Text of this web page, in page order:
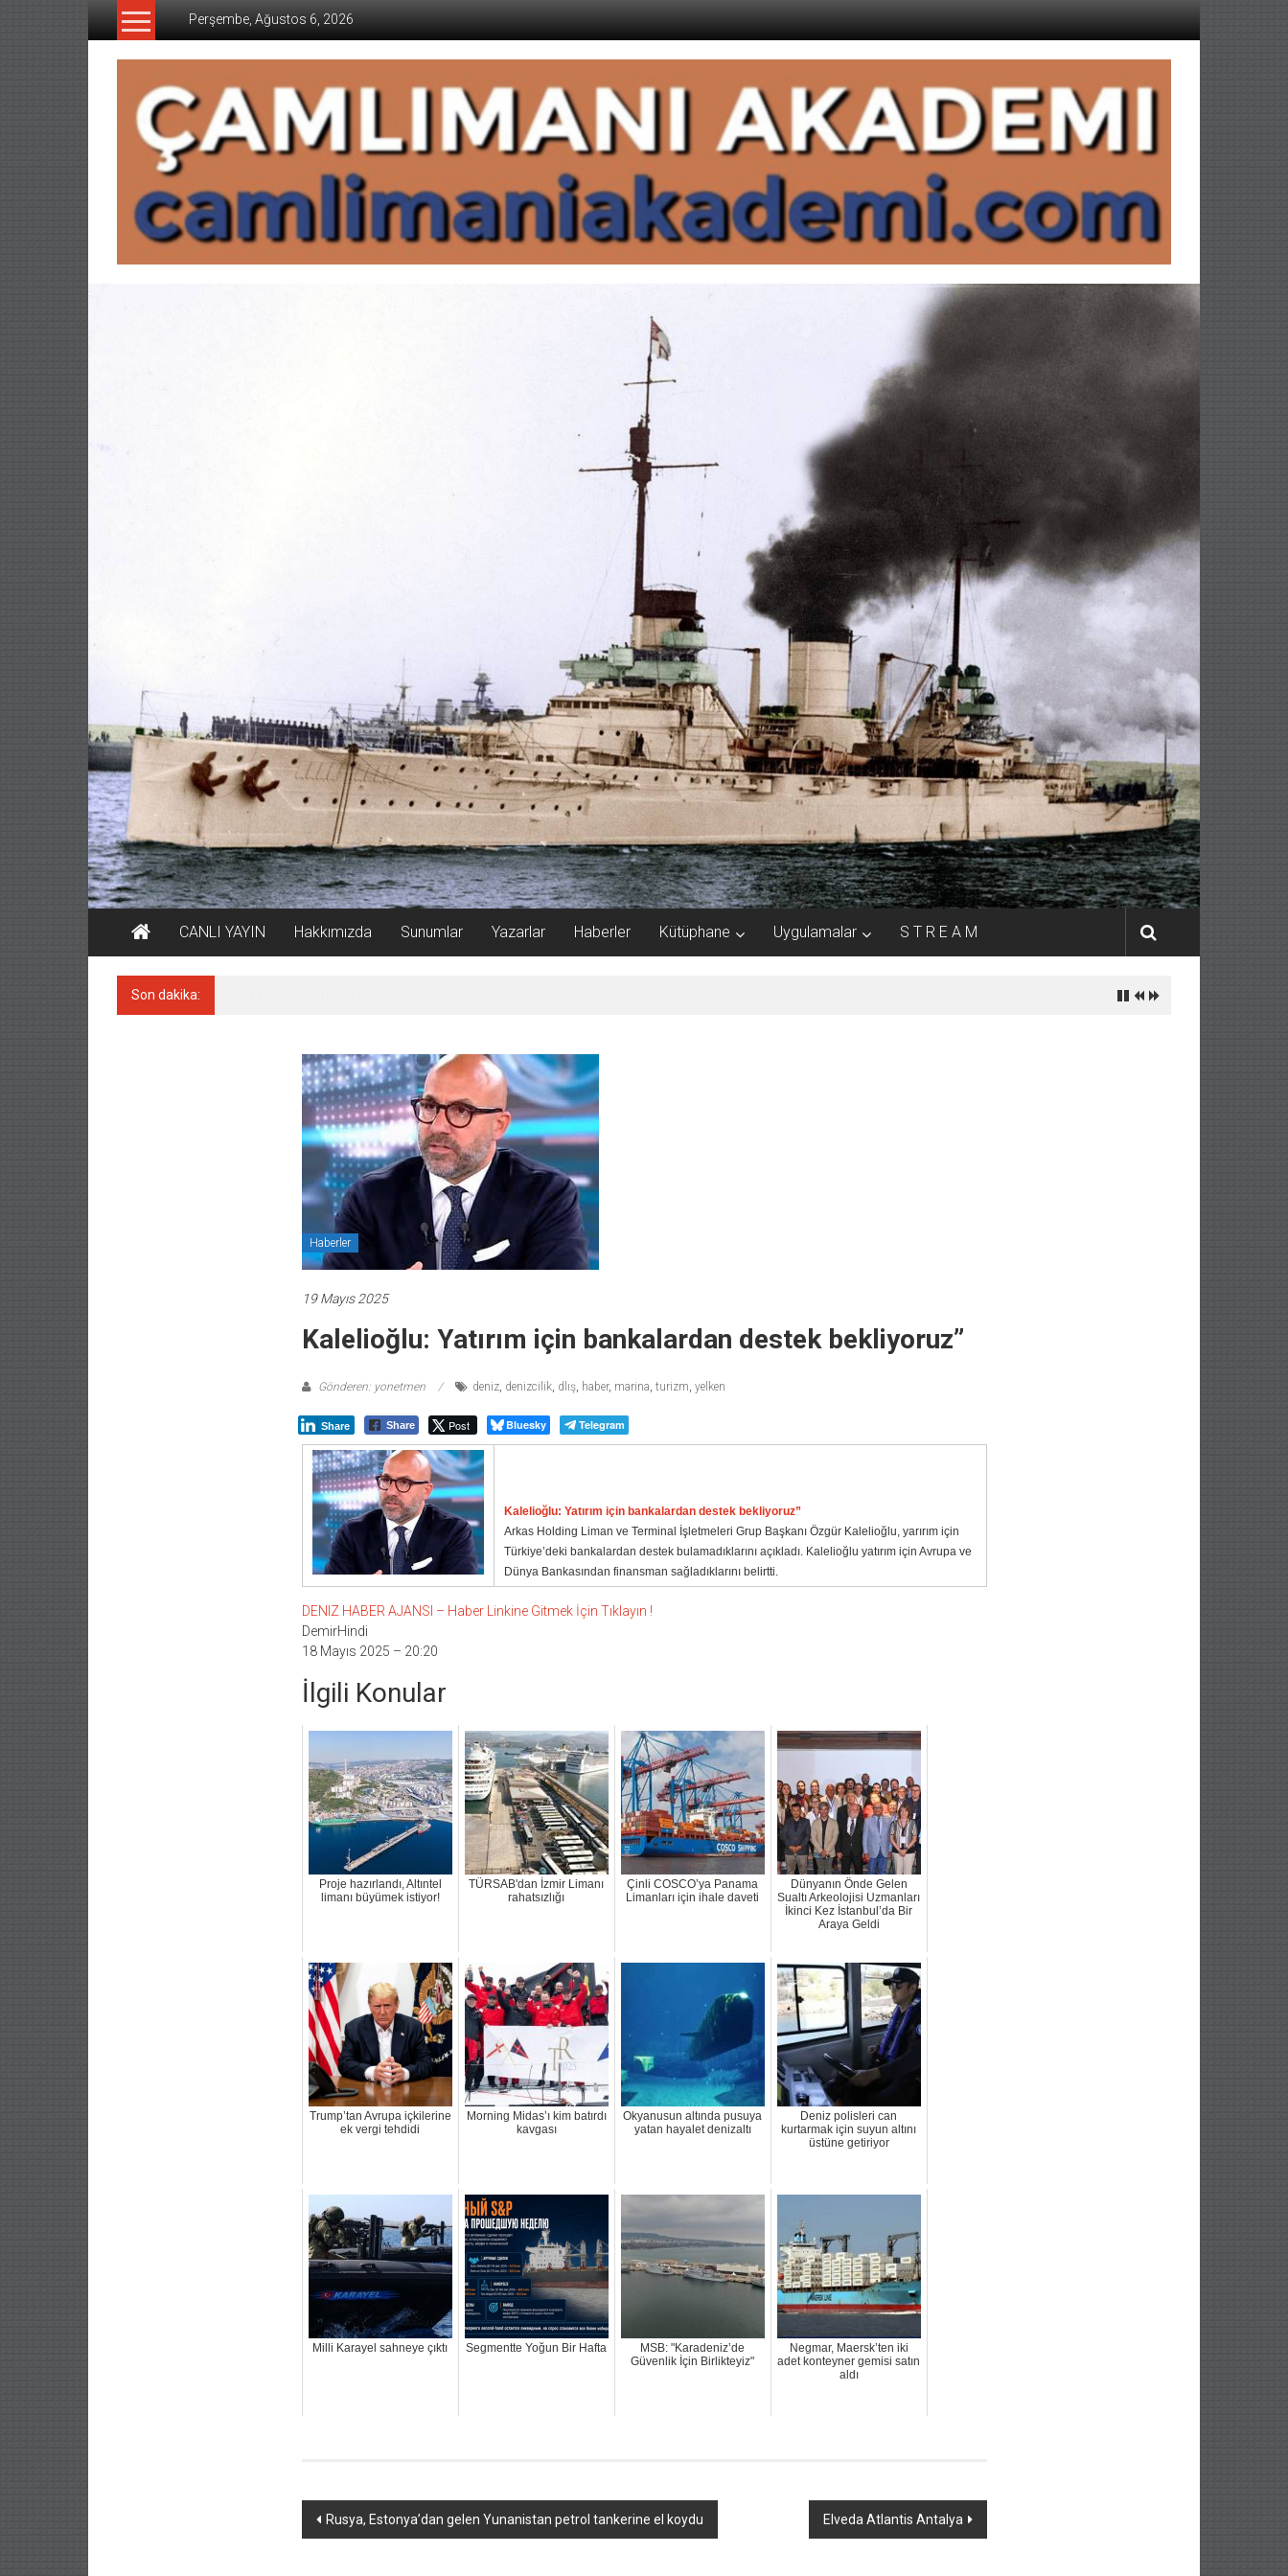
İçeriğe
Perşembe, Ağustos 6, 2026
CAMLIMANI
AKADEMI
CANLI YAYIN Hakkımızda Sunumlar Yazarlar Haberler Kütüphane Uygulamalar S T R E A M
Son dakika:
Haberler
19 Mayıs 2025
Kalelioğlu: Yatırım için bankalardan destek bekliyoruz”
Gönderen: yonetmen deniz, denizcilik, dlış, haber, marina, turizm, yelken
Share Share Post Bluesky Telegram
Kalelioğlu: Yatırım için bankalardan destek bekliyoruz”
Arkas Holding Liman ve Terminal İşletmeleri Grup Başkanı Özgür Kalelioğlu, yarırım için
Türkiye’deki bankalardan destek bulamadıklarını açıkladı. Kalelioğlu yatırım için Avrupa ve
Dünya Bankasından finansman sağladıklarını belirtti.
DENIZ HABER AJANSI – Haber Linkine Gitmek İçin Tıklayın !
DemirHindi
18 Mayıs 2025 – 20:20
İlgili Konular
Proje hazırlandı, Altıntel
limanı büyümek istiyor!
TÜRSAB'dan İzmir Limanı
rahatsızlığı
Çinli COSCO’ya Panama
Limanları için ihale daveti
Dünyanın Önde Gelen
Sualtı Arkeolojisi Uzmanları
İkinci Kez İstanbul’da Bir
Araya Geldi
Trump’tan Avrupa içkilerine
ek vergi tehdidi
Morning Midas’ı kim batırdı
kavgası
Okyanusun altında pusuya
yatan hayalet denizaltı
Deniz polisleri can
kurtarmak için suyun altını
üstüne getiriyor
Milli Karayel sahneye çıktı Segmentte Yoğun Bir Hafta
MSB: "Karadeniz’de
Güvenlik İçin Birlikteyiz"
Negmar, Maersk’ten iki
adet konteyner gemisi satın
aldı
Yazı
Rusya, Estonya’dan gelen Yunanistan petrol tankerine el koydu Elveda Atlantis Antalya